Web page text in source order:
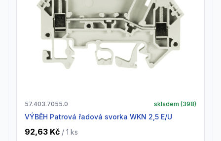
57.403.7055.0 skladem (398)
VÝBĚH Patrová řadová svorka WKN 2,5 E/U
92,63 Kč / 1 ks